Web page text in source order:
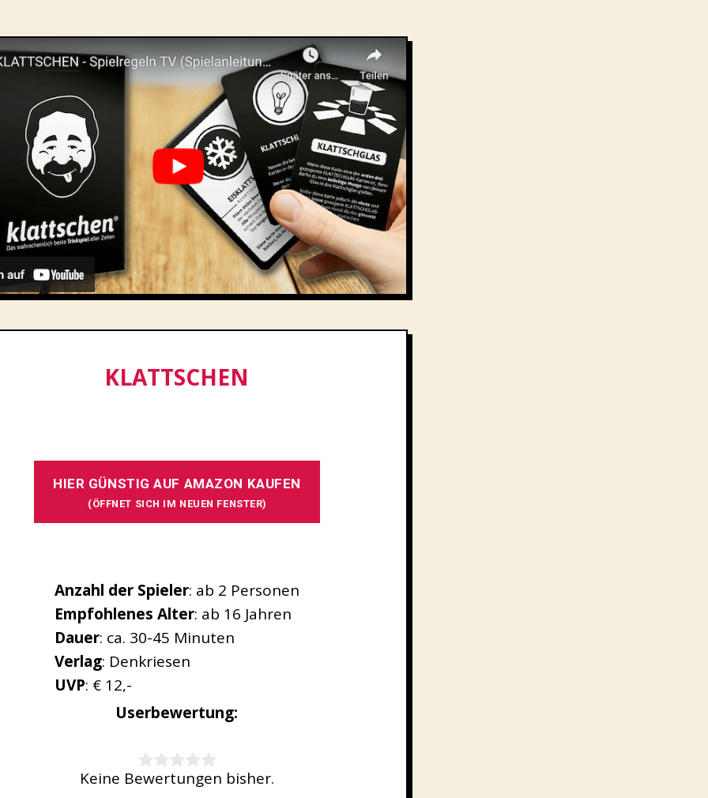
KLATTSCHEN
HIER GÜNSTIG AUF AMAZON KAUFEN
(ÖFFNET SICH IM NEUEN FENSTER)
Anzahl der Spieler: ab 2 Personen
Empfohlenes Alter: ab 16 Jahren
Dauer: ca. 30-45 Minuten
Verlag: Denkriesen
UVP: € 12,-
Userbewertung:
Keine Bewertungen bisher.